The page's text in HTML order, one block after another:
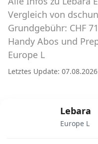
Abos für
Watches
Der gute alte
Alle
Vergleich von
Grundgebühr: CHF
Handy Abos und
Europe L
Letztes Update: 07.08.2026
Lebara
Europe L